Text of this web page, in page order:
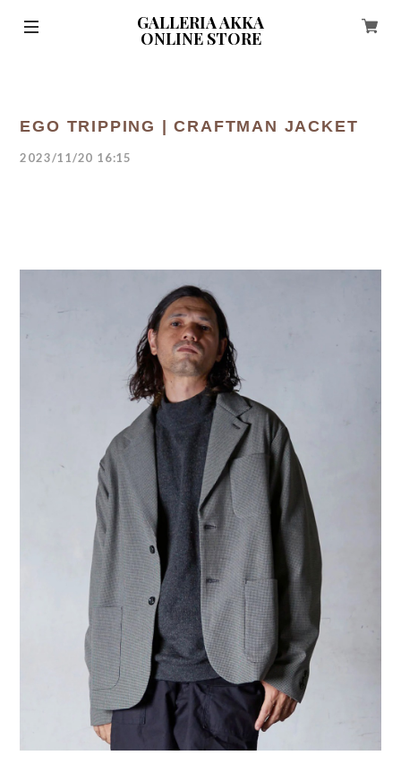
GALLERIA AKKA
ONLINE STORE
EGO TRIPPING | CRAFTMAN JACKET
2023/11/20 16:15